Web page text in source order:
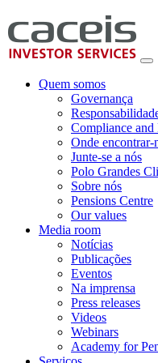
Quem somos
Governança
Compliance and
Onde encontrar-
Junte-se a nós
Polo Grandes
Sobre nós
Pensions Centre
Our values
Media room
Notícias
Publicações
Eventos
Na imprensa
Press releases
Videos
Webinars
Academy for